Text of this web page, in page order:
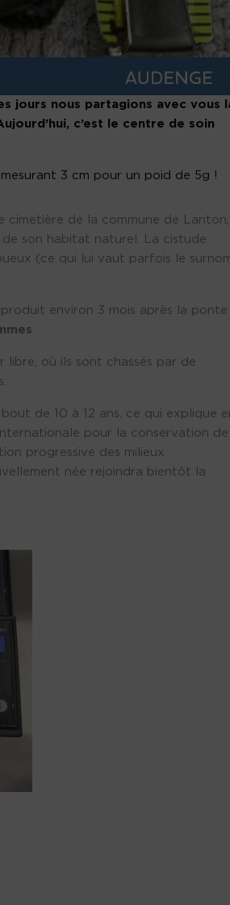
jours nous partagions avec vous
c’est le centre de soin
3 cm pour un poid de 5g !
cimetière de la commune de Lanton,
son habitat naturel. La cistude
(ce qui lui vaut parfois le
produit environ 3 mois après la ponte
.
libre, où ils sont chassés par de
de 10 à 12 ans, ce qui explique
pour la conservation de
progressive des milieux
née rejoindra bientôt la